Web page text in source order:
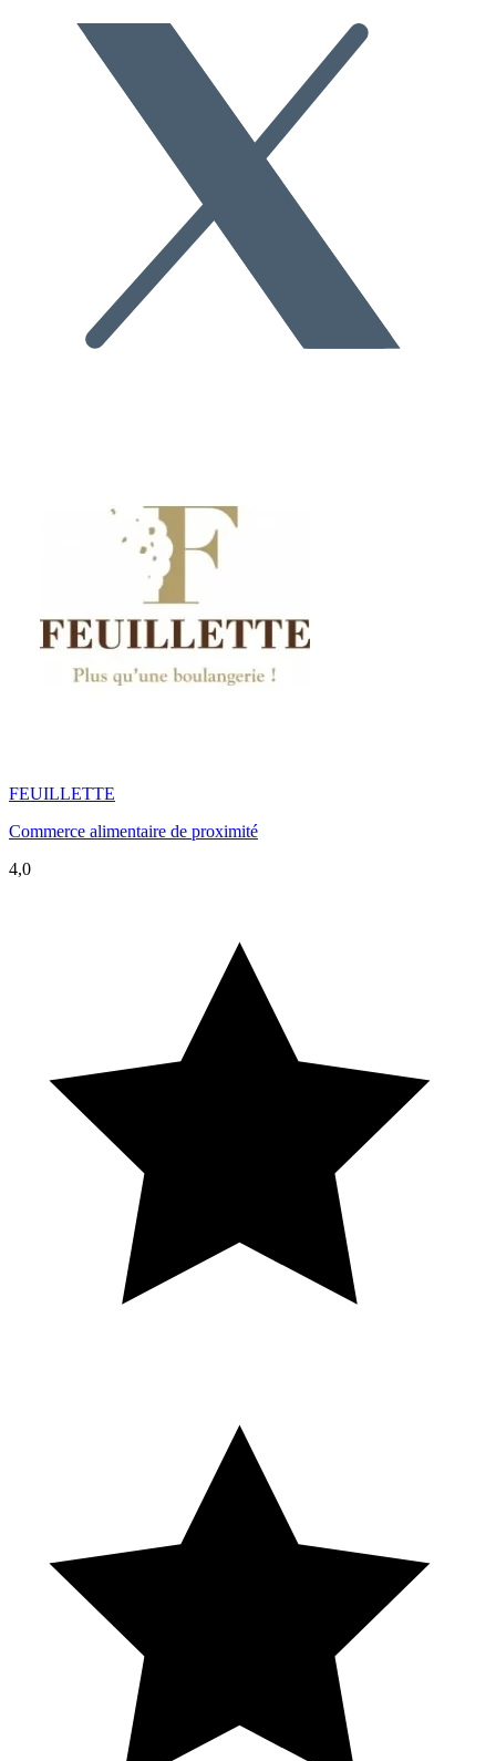
FEUILLETTE
Commerce alimentaire de proximité
4,0